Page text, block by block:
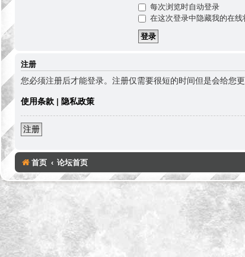
每次浏览时自动登录
在这次登录中隐藏我的在线
注册
您必须注册后才能登录。注册仅需要很短的时间但是会给您
使用条款 | 隐私政策
注册
首页 论坛首页